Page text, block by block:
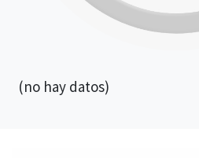
(no hay datos)